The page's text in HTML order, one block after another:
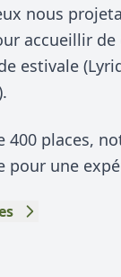
nous
accueillir
estivale
400 places,
pour une